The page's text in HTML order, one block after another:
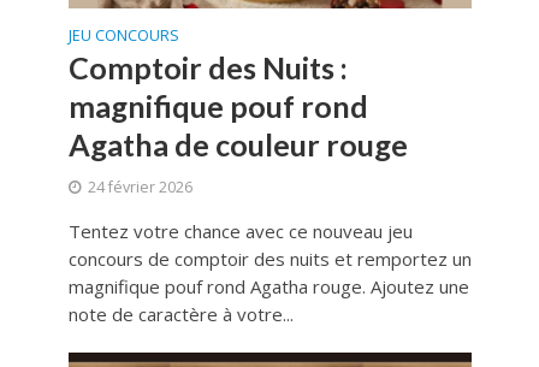
JEU CONCOURS
Comptoir des Nuits :
magnifique pouf rond
Agatha de couleur rouge
24 février 2026
Tentez votre chance avec ce nouveau jeu
concours de comptoir des nuits et remportez un
magnifique pouf rond Agatha rouge. Ajoutez une
note de caractère à votre...